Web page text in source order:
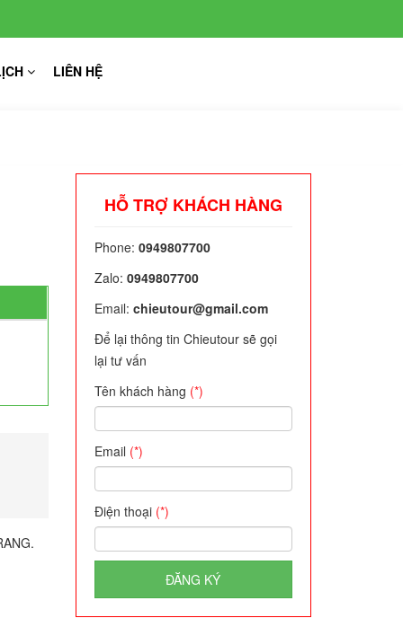
LIÊN HỆ
HỖ TRỢ KHÁCH HÀNG
Phone: 0949807700
Zalo: 0949807700
Email: chieutour@gmail.com
Để lại thông tin Chieutour sẽ gọi
lại tư vấn
Tên khách hàng (*)
Email (*)
Điện thoại (*)
ĐĂNG KÝ